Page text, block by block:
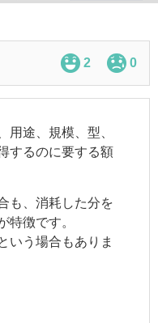
2 0
用途、規模、型、
するのに要する額
も、消耗した分を
特徴です。
いう場合もありま